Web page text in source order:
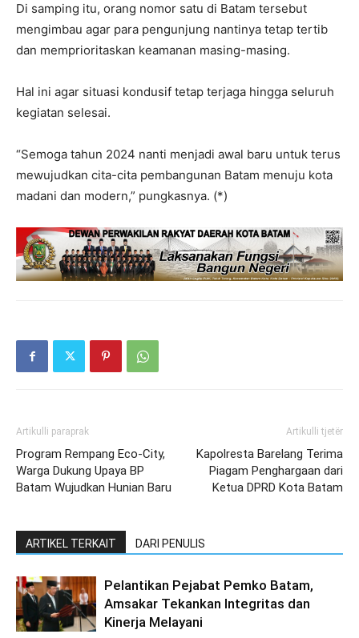
Di samping itu, orang nomor satu di Batam tersebut
mengimbau agar para pengunjung nantinya tetap tertib
dan memprioritaskan keamanan masing-masing.
Hal ini agar situasi kondusif tetap terjaga hingga seluruh
kegiatan selesai.
“Semoga tahun 2024 nanti menjadi awal baru untuk terus
mewujudkan cita-cita pembangunan Batam menuju kota
madani dan modern,” pungkasnya. (*)
Artikulli paraprak
Program Rempang Eco-City,
Warga Dukung Upaya BP
Batam Wujudkan Hunian Baru
Artikulli tjetër
Kapolresta Barelang Terima
Piagam Penghargaan dari
Ketua DPRD Kota Batam
ARTIKEL TERKAIT DARI PENULIS
Pelantikan Pejabat Pemko Batam,
Amsakar Tekankan Integritas dan
Kinerja Melayani